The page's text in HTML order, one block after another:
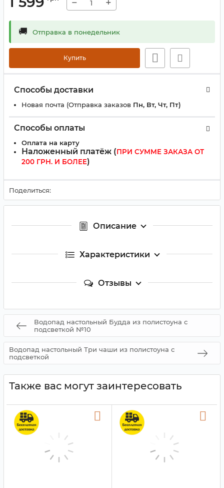
− +
🚚 Отправка в понедельник
Купить
Способы доставки
Новая почта (Отправка заказов Пн, Вт, Чт, Пт)
Способы оплаты
Оплата на карту
Наложенный платёж (ПРИ СУММЕ ЗАКАЗА ОТ
200 ГРН. И БОЛЕЕ)
Поделиться:
Описание
Характеристики
Отзывы
Водопад настольный Будда из полистоуна с
подсветкой №10
Водопад настольный Три чаши из полистоуна с
подсветкой
Также вас могут заинтересовать